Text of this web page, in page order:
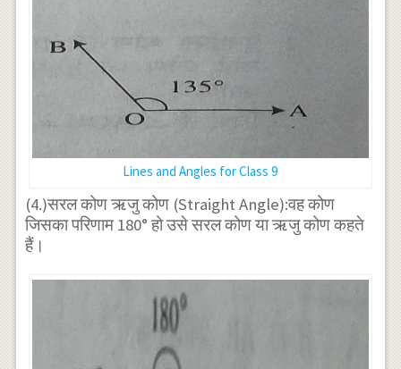
Lines and Angles for Class 9
(4.)सरल कोण ऋजु कोण (Straight Angle):वह कोण
जिसका परिणाम 180° हो उसे सरल कोण या ऋजु कोण कहते
हैं।